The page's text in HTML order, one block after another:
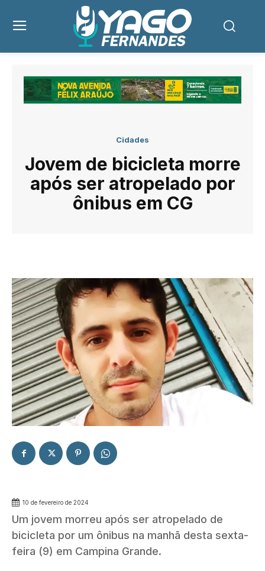
Cidades
Jovem de bicicleta morre
após ser atropelado por
ônibus em CG
10 de fevereiro de 2024
Um jovem morreu após ser atropelado de
bicicleta por um ônibus na manhã desta sexta-
feira (9) em Campina Grande.